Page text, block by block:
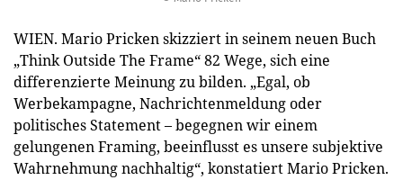
WIEN. Mario Pricken skizziert in seinem neuen Buch
„Think Outside The Frame“ 82 Wege, sich eine
differenzierte Meinung zu bilden. „Egal, ob
Werbekampagne, Nachrichtenmeldung oder
politisches Statement – begegnen wir einem
gelungenen Framing, beeinflusst es unsere subjektive
Wahrnehmung nachhaltig“, konstatiert Mario Pricken.